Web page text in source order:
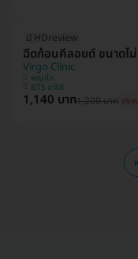
มี HDreview
ฉีดก้อนคีลอยด์ ขนาดไ
Virgo Clinic
พญาไท
BTS อารีย์
1,140 บาท1,200 บาท ประ